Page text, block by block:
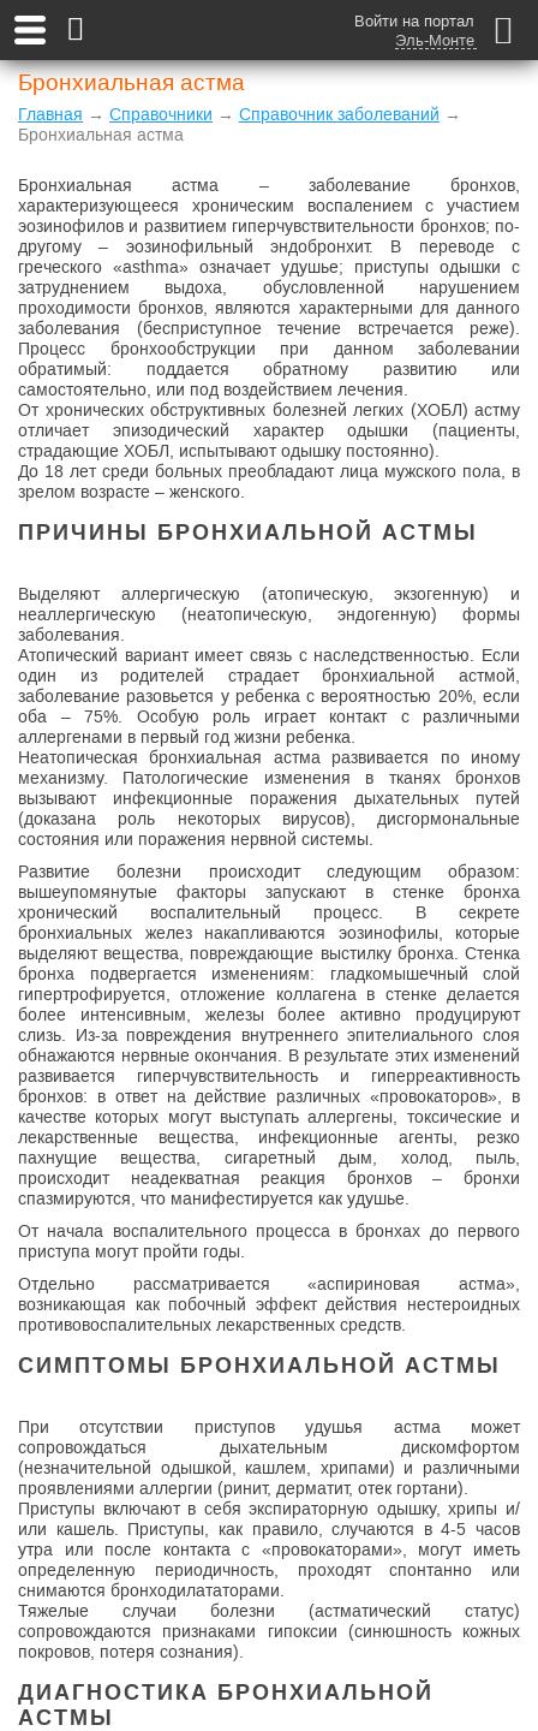
Войти на портал
Эль-Монте
Бронхиальная астма
Главная → Справочники → Справочник заболеваний →
Бронхиальная астма
Бронхиальная астма – заболевание бронхов,
характеризующееся хроническим воспалением с участием
эозинофилов и развитием гиперчувствительности бронхов; по-
другому – эозинофильный эндобронхит. В переводе с
греческого «asthma» означает удушье; приступы одышки с
затруднением выдоха, обусловленной нарушением
проходимости бронхов, являются характерными для данного
заболевания (бесприступное течение встречается реже).
Процесс бронхообструкции при данном заболевании
обратимый: поддается обратному развитию или
самостоятельно, или под воздействием лечения.
От хронических обструктивных болезней легких (ХОБЛ) астму
отличает эпизодический характер одышки (пациенты,
страдающие ХОБЛ, испытывают одышку постоянно).
До 18 лет среди больных преобладают лица мужского пола, в
зрелом возрасте – женского.
ПРИЧИНЫ БРОНХИАЛЬНОЙ АСТМЫ
Выделяют аллергическую (атопическую, экзогенную) и
неаллергическую (неатопическую, эндогенную) формы
заболевания.
Атопический вариант имеет связь с наследственностью. Если
один из родителей страдает бронхиальной астмой,
заболевание разовьется у ребенка с вероятностью 20%, если
оба – 75%. Особую роль играет контакт с различными
аллергенами в первый год жизни ребенка.
Неатопическая бронхиальная астма развивается по иному
механизму. Патологические изменения в тканях бронхов
вызывают инфекционные поражения дыхательных путей
(доказана роль некоторых вирусов), дисгормональные
состояния или поражения нервной системы.
Развитие болезни происходит следующим образом:
вышеупомянутые факторы запускают в стенке бронха
хронический воспалительный процесс. В секрете
бронхиальных желез накапливаются эозинофилы, которые
выделяют вещества, повреждающие выстилку бронха. Стенка
бронха подвергается изменениям: гладкомышечный слой
гипертрофируется, отложение коллагена в стенке делается
более интенсивным, железы более активно продуцируют
слизь. Из-за повреждения внутреннего эпителиального слоя
обнажаются нервные окончания. В результате этих изменений
развивается гиперчувствительность и гиперреактивность
бронхов: в ответ на действие различных «провокаторов», в
качестве которых могут выступать аллергены, токсические и
лекарственные вещества, инфекционные агенты, резко
пахнущие вещества, сигаретный дым, холод, пыль,
происходит неадекватная реакция бронхов – бронхи
спазмируются, что манифестируется как удушье.
От начала воспалительного процесса в бронхах до первого
приступа могут пройти годы.
Отдельно рассматривается «аспириновая астма»,
возникающая как побочный эффект действия нестероидных
противовоспалительных лекарственных средств.
СИМПТОМЫ БРОНХИАЛЬНОЙ АСТМЫ
При отсутствии приступов удушья астма может
сопровождаться дыхательным дискомфортом
(незначительной одышкой, кашлем, хрипами) и различными
проявлениями аллергии (ринит, дерматит, отек гортани).
Приступы включают в себя экспираторную одышку, хрипы и/
или кашель. Приступы, как правило, случаются в 4-5 часов
утра или после контакта с «провокаторами», могут иметь
определенную периодичность, проходят спонтанно или
снимаются бронходилататорами.
Тяжелые случаи болезни (астматический статус)
сопровождаются признаками гипоксии (синюшность кожных
покровов, потеря сознания).
ДИАГНОСТИКА БРОНХИАЛЬНОЙ
АСТМЫ